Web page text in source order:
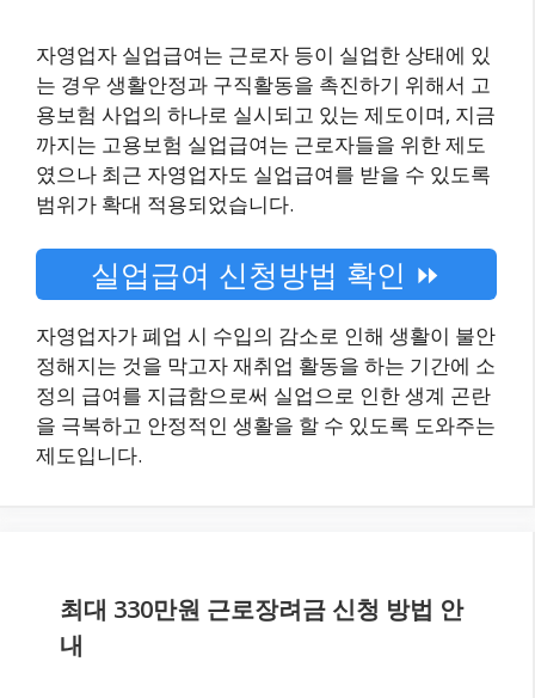
자영업자 실업급여는 근로자 등이 실업한 상태에 있
는 경우 생활안정과 구직활동을 촉진하기 위해서 고
용보험 사업의 하나로 실시되고 있는 제도이며, 지금
까지는 고용보험 실업급여는 근로자들을 위한 제도
였으나 최근 자영업자도 실업급여를 받을 수 있도록
범위가 확대 적용되었습니다.
실업급여 신청방법 확인 ⏩
자영업자가 폐업 시 수입의 감소로 인해 생활이 불안
정해지는 것을 막고자 재취업 활동을 하는 기간에 소
정의 급여를 지급함으로써 실업으로 인한 생계 곤란
을 극복하고 안정적인 생활을 할 수 있도록 도와주는
제도입니다.
최대 330만원 근로장려금 신청 방법 안
내